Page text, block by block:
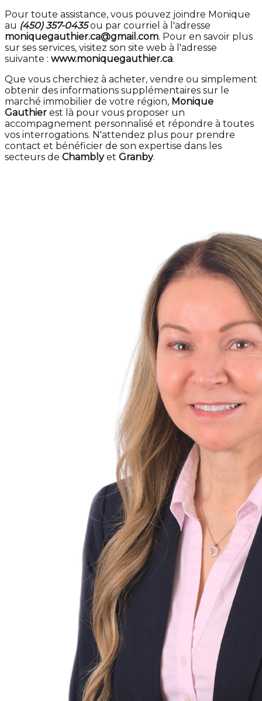
Pour toute assistance, vous pouvez joindre Monique
au (450) 357-0435ou par courriel à l'adresse
moniquegauthier.ca@gmail.com. Pour en savoir plus
sur ses services, visitez son site web à l'adresse
suivante : www.moniquegauthier.ca.
Que vous cherchiez à acheter, vendre ou simplement
obtenir des informations supplémentaires sur le
marché immobilier de votre région, Monique
Gauthier est là pour vous proposer un
accompagnement personnalisé et répondre à toutes
vos interrogations. N'attendez plus pour prendre
contact et bénéficier de son expertise dans les
secteurs de Chamblyet Granby.